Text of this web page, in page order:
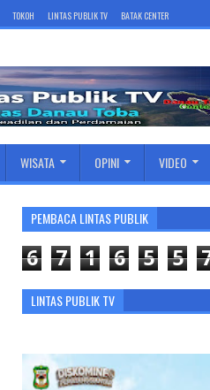
TOKOH LINTAS PUBLIK TV BATAK CENTER
WISATA OPINI VIDEO
PEMBACA LINTAS PUBLIK
6 7 1 6 5 5
LINTAS PUBLIK TV